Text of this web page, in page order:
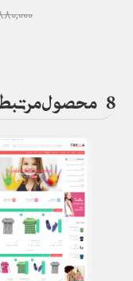
2,880,000
8 محصول